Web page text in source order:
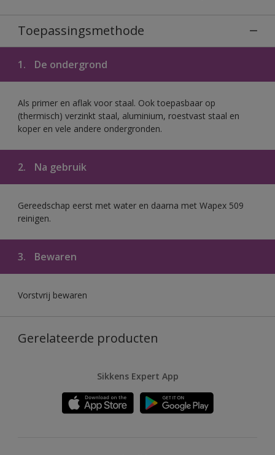
Toepassingsmethode
1. De ondergrond
Als primer en aflak voor staal. Ook toepasbaar op
(thermisch) verzinkt staal, aluminium, roestvast staal en
koper en vele andere ondergronden.
2. Na gebruik
Gereedschap eerst met water en daarna met Wapex 509
reinigen.
3. Bewaren
Vorstvrij bewaren
Gerelateerde producten
Sikkens Expert App